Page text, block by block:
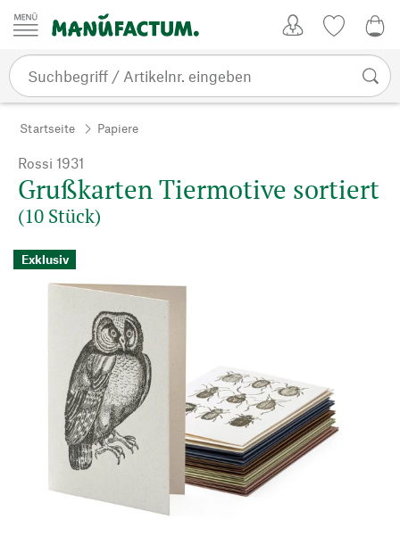
Zum Inhalt springen
Startseite Papiere
Rossi 1931
Grußkarten Tiermotive sortiert
(10 Stück)
Exklusiv